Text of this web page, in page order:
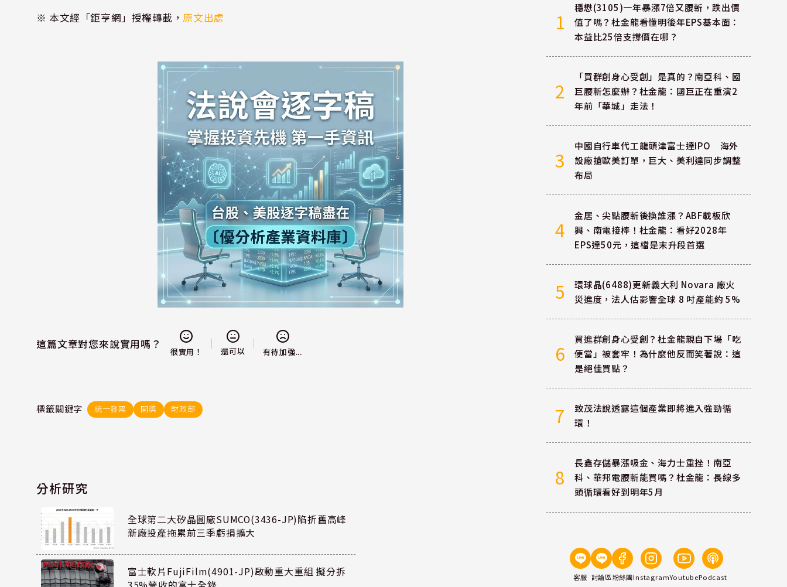
※ 本文經「鉅亨網」授權轉載，原文出處
這篇文章對您來說實用嗎？
很實用！ 還可以 有待加強...
標籤關鍵字 統一發票 開獎 財政部
分析研究
全球第二大矽晶圓廠SUMCO(3436-JP)陷折舊高峰
新廠投產拖累前三季虧損擴大
富士軟片FujiFilm(4901-JP)啟動重大重組 擬分拆
1
穩懋(3105)一年暴漲7倍又腰斬，跌出價
值了嗎？杜金龍看懂明後年EPS基本面：
本益比25倍支撐價在哪？
2
「買群創身心受創」是真的？南亞科、國
巨腰斬怎麼辦？杜金龍：國巨正在重演2
年前「華城」走法！
3
中國自行車代工龍頭津富士達IPO 海外
設廠搶歐美訂單，巨大、美利達同步調整
布局
4
金居、尖點腰斬後換誰漲？ABF載板欣
興、南電接棒！杜金龍：看好2028年
EPS達50元，這檔是末升段首選
5
環球晶(6488)更新義大利 Novara 廠火
災進度，法人估影響全球 8 吋產能約 5%
6
買進群創身心受創？杜金龍親自下場「吃
便當」被套牢！為什麼他反而笑著說：這
是絕佳買點？
7
致茂法說透露這個產業即將進入強勁循
環！
8
長鑫存儲暴漲吸金、海力士重挫！南亞
科、華邦電腰斬能買嗎？杜金龍：長線多
頭循環看好到明年5月
客服 討論區粉絲團InstagramYoutubePodcast